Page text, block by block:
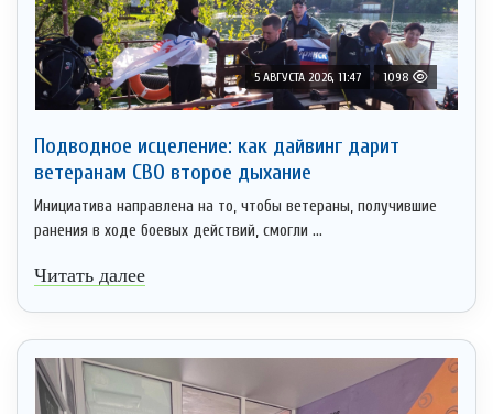
5 АВГУСТА 2026, 11:47 1098
Подводное исцеление: как дайвинг дарит
ветеранам СВО второе дыхание
Инициатива направлена на то, чтобы ветераны, получившие
ранения в ходе боевых действий, смогли ...
Читать далее